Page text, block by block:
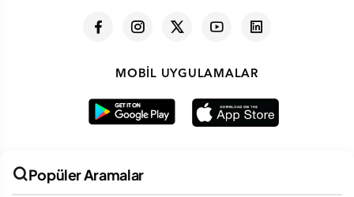
MOBIL UYGULAMALAR
Popüler Aramalar